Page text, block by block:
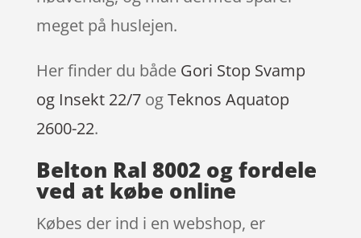
meget på huslejen.
Her finder du både Gori Stop Svamp
og Insekt 22/7ogTeknos Aquatop
2600-22.
Belton Ral 8002 og fordele
ved at købe online
Købes der ind i en webshop, er